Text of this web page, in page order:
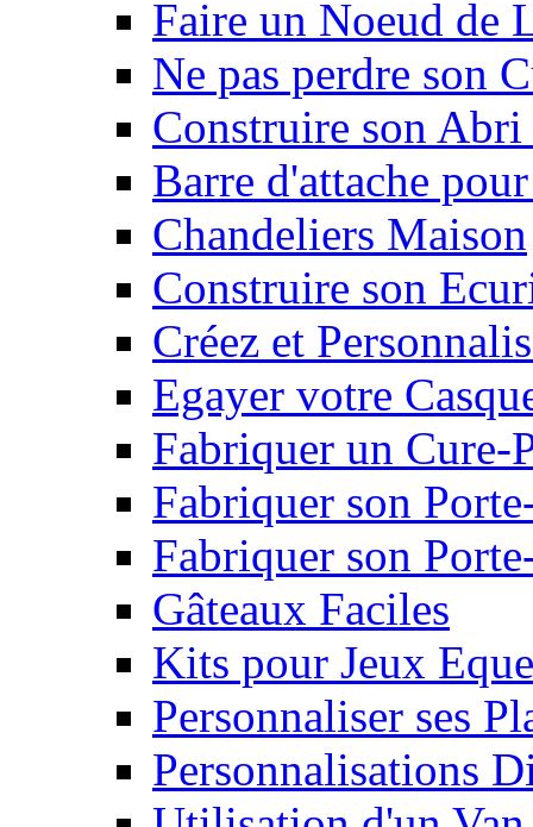
Faire un Noeud de
Ne pas perdre son
Construire son
Barre d'attache
Chandeliers Maison
Construire son
Créez et
Egayer votre
Fabriquer un Cure-
Fabriquer son
Fabriquer son
Gâteaux Faciles
Kits pour Jeux
Personnaliser ses
Personnalisations